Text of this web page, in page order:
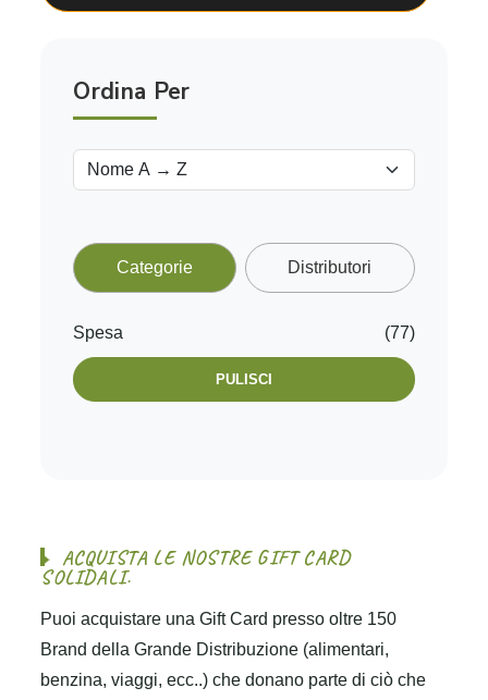
ACQUISTA LE NOSTRE GIFT CARD
SOLIDALI.
Puoi acquistare una Gift Card presso oltre 150
Brand della Grande Distribuzione (alimentari,
benzina, viaggi, ecc..) che donano parte di ciò che
Ordina Per
Categorie Distributori
Spesa (77)
PULISCI